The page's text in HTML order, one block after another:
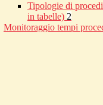
Tipologie di
in tabelle) 2
Monitoraggio tempi